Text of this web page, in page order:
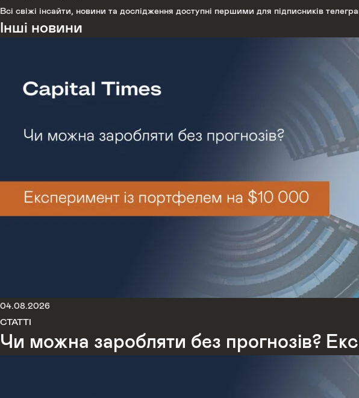
Всі свіжі інсайти, новини та дослідження доступні першими для підписників
Інші новини
04.08.2026
СТАТТІ
Чи можна заробляти без прогнозів?